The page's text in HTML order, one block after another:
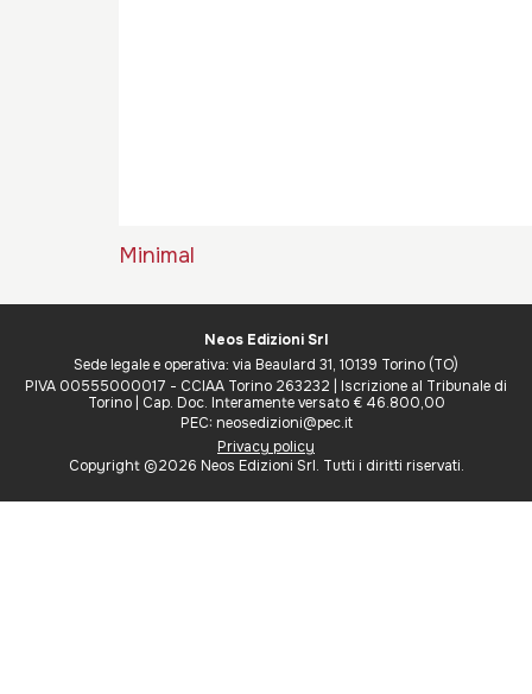
Minimal
Neos Edizioni Srl
Sede legale e operativa: via Beaulard 31, 10139 Torino (TO)
PIVA 00555000017 - CCIAA Torino 263232 | Iscrizione al Tribunale di
Torino | Cap. Doc. Interamente versato € 46.800,00
PEC: neosedizioni@pec.it
Privacy policy
Copyright ©2026 Neos Edizioni Srl. Tutti i diritti riservati.